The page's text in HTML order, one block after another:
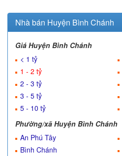
Nhà bán Huyện Bình Chánh
Giá Huyện Bình Chánh
< 1 tỷ
1 - 2 tỷ
2 - 3 tỷ
3 - 5 tỷ
5 - 10 tỷ
Phường/xã Huyện Bình Chánh
An Phú Tây
Bình Chánh